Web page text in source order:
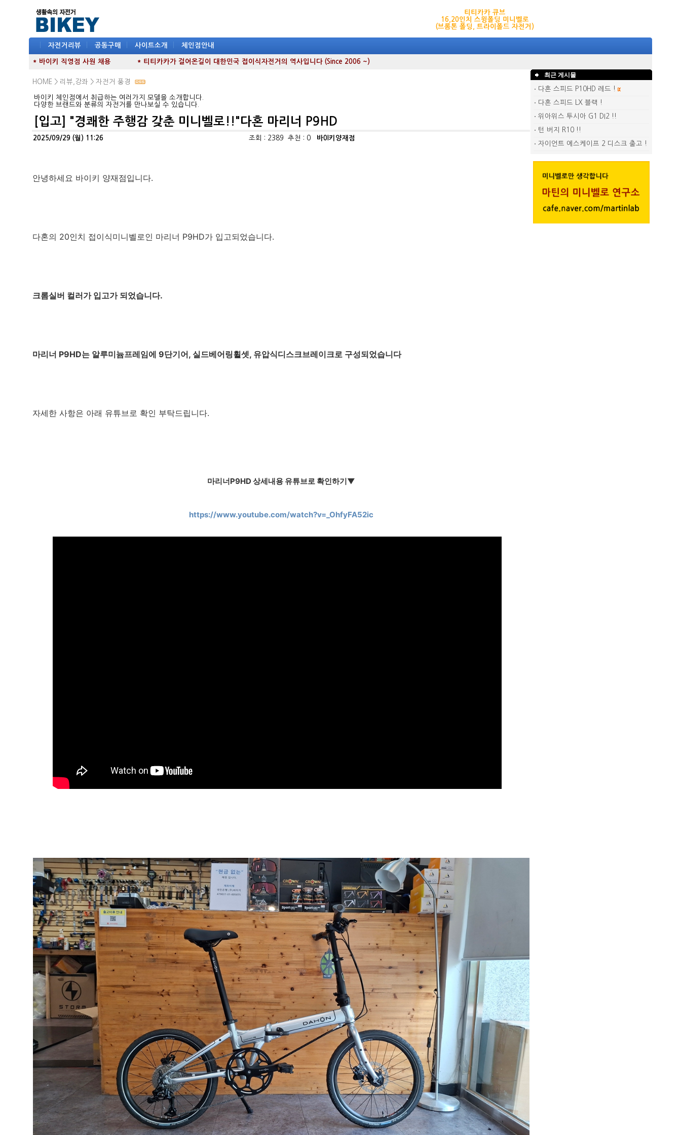
티티카카 큐브
16,20인치 스윙폴딩 미니벨로
(브롬톤 폴딩, 트라이폴드 자전거)
자전거리뷰 공동구매 사이트소개 체인점안내
* 바이키 직영점 사원 채용 * 티티카카가 걸어온길이 대한민국 접이식자전거의 역사입니다 (Since 2006 ~)
HOME > 리뷰,강좌 > 자전거 풍경
바이키 체인점에서 취급하는 여러가지 모델을 소개합니다.
다양한 브랜드와 분류의 자전거를 만나보실 수 있습니다.
[입고] "경쾌한 주행감 갖춘 미니벨로!!"다혼 마리너 P9HD
2025/09/29 (월) 11:26 조회 : 2389 추천 : 0 바0l키양재점
안녕하세요 바이키 양재점입니다.
다혼의 20인치 접이식미니벨로인 마리너 P9HD가 입고되었습니다.
크롬실버 컬러가 입고가 되었습니다.
마리너 P9HD는 알루미늄프레임에 9단기어, 실드베어링휠셋, 유압식디스크브레이크로 구성되었습니다
자세한 사항은 아래 유튜브로 확인 부탁드립니다.
마리너P9HD 상세내용 유튜브로 확인하기▼
https://www.youtube.com/watch?v=_OhfyFA52ic
최근 게시물
다혼 스피드 P10HD 레드 !
다혼 스피드 LX 블랙 !
위아위스 투시아 G1 DI2 !!
턴 버지 R10 !!
자이언트 에스케이프 2 디스크 출고 !